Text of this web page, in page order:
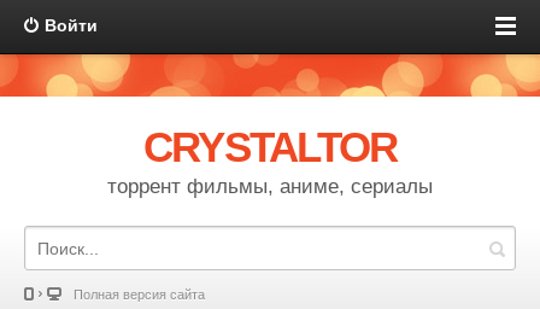
Войти
CRYSTALTOR
торрент фильмы, аниме, сериалы
Полная версия сайта